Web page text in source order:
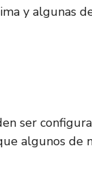
y algunas
ser
algunos